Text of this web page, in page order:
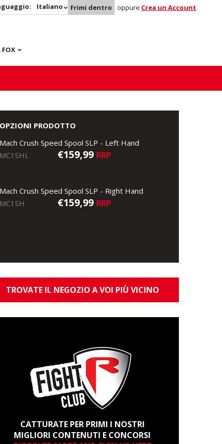
Italiano Frimi dentro oppure Crea un Account
FOX
OPZIONI PRODOTTO
Mach Crush Speed Spool SLP - Left Hand
MC1SHL
€159,99 RRP
Mach Crush Speed Spool SLP - Right Hand
MC1SH
€159,99 RRP
TROVATE IL NEGOZIO A VOI PIÙ VICINO
CATTURATE PER PRIMI I NOSTRI
MIGLIORI CONTENUTI E CONCORSI